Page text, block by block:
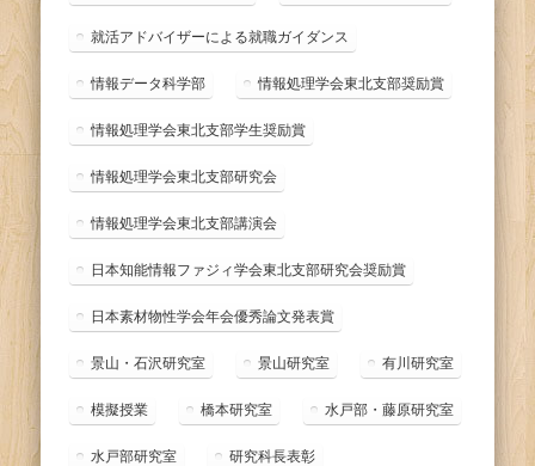
就活アドバイザーによる就職ガイダンス
情報データ科学部 情報処理学会東北支部奨励賞
情報処理学会東北支部学生奨励賞
情報処理学会東北支部研究会
情報処理学会東北支部講演会
日本知能情報ファジィ学会東北支部研究会奨励賞
日本素材物性学会年会優秀論文発表賞
景山・石沢研究室 景山研究室 有川研究室
模擬授業 橋本研究室 水戸部・藤原研究室
水戸部研究室 研究科長表彰